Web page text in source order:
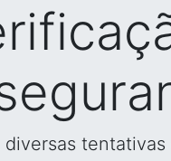
diversas tentativas